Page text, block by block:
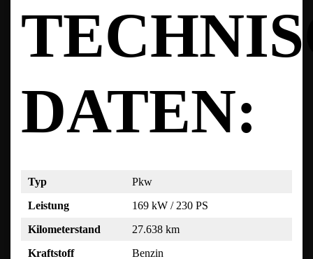
DATEN:
Typ
Pkw
Leistung
169 kW / 230 PS
Kilometerstand
27.638 km
Kraftstoff
Benzin